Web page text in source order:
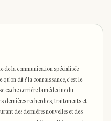
de la communication spécialisée
qu'on dit ? la connaissance, c'est le
cache derrière la médecine du
dernières recherches, traitements et
des dernières nouvelles et des